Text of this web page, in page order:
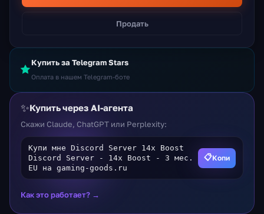
Продать
Купить за Telegram Stars
Оплата в нашем Telegram-боте
✨Купить через AI-агента
Скажи Claude, ChatGPT или Perplexity:
Купи мне Discord Server 14x Boost
Discord Server - 14x Boost - 3 мес.
EU на gaming-goods.ru
📋Копи
Как это работает? →